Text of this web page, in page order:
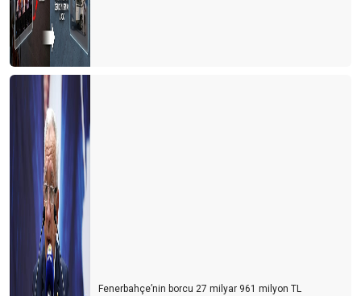
Fenerbahçe’nin borcu 27 milyar 961 milyon TL